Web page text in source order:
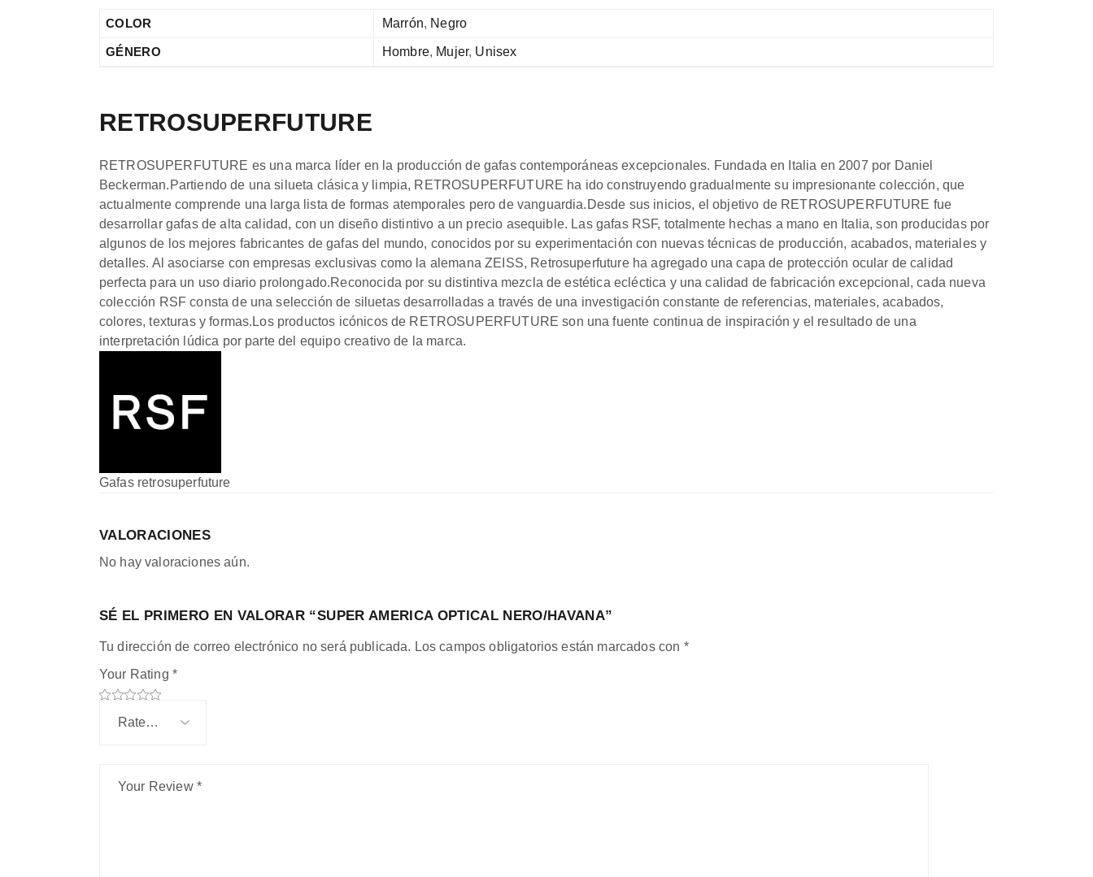
COLOR Marrón, Negro
GÉNERO Hombre, Mujer, Unisex
RETROSUPERFUTURE
RETROSUPERFUTURE es una marca líder en la producción de gafas contemporáneas excepcionales. Fundada en Italia en 2007 por Daniel
Beckerman.Partiendo de una silueta clásica y limpia, RETROSUPERFUTURE ha ido construyendo gradualmente su impresionante colección, que
actualmente comprende una larga lista de formas atemporales pero de vanguardia.Desde sus inicios, el objetivo de RETROSUPERFUTURE fue
desarrollar gafas de alta calidad, con un diseño distintivo a un precio asequible. Las gafas RSF, totalmente hechas a mano en Italia, son producidas por
algunos de los mejores fabricantes de gafas del mundo, conocidos por su experimentación con nuevas técnicas de producción, acabados, materiales y
detalles. Al asociarse con empresas exclusivas como la alemana ZEISS, Retrosuperfuture ha agregado una capa de protección ocular de calidad
perfecta para un uso diario prolongado.Reconocida por su distintiva mezcla de estética ecléctica y una calidad de fabricación excepcional, cada nueva
colección RSF consta de una selección de siluetas desarrolladas a través de una investigación constante de referencias, materiales, acabados,
colores, texturas y formas.Los productos icónicos de RETROSUPERFUTURE son una fuente continua de inspiración y el resultado de una
interpretación lúdica por parte del equipo creativo de la marca.
Gafas retrosuperfuture
VALORACIONES
No hay valoraciones aún.
SÉ EL PRIMERO EN VALORAR “SUPER AMERICA OPTICAL NERO/HAVANA”
Tu dirección de correo electrónico no será publicada. Los campos obligatorios están marcados con *
Your Rating *